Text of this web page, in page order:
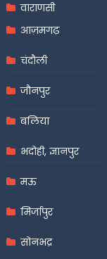
वाराणसी
आज़मगढ़
चंदौली
जौनपुर
बलिया
भदोही, ज्ञानपुर
मऊ
मिर्जापुर
सोनभद्र